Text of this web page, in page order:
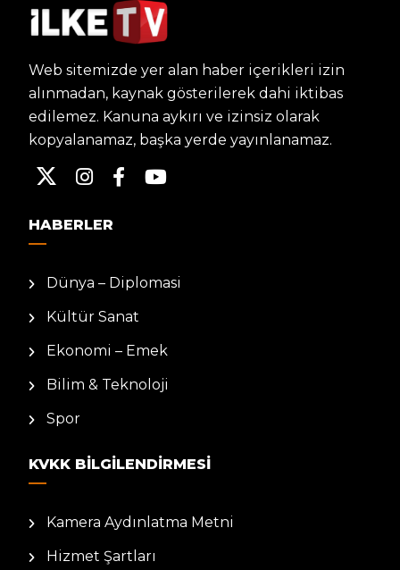
Web sitemizde yer alan haber içerikleri izin
alınmadan, kaynak gösterilerek dahi iktibas
edilemez. Kanuna aykırı ve izinsiz olarak
kopyalanamaz, başka yerde yayınlanamaz.
HABERLER
Dünya – Diplomasi
Kültür Sanat
Ekonomi – Emek
Bilim & Teknoloji
Spor
KVKK BILGILENDIRMESI
Kamera Aydınlatma Metni
Hizmet Şartları